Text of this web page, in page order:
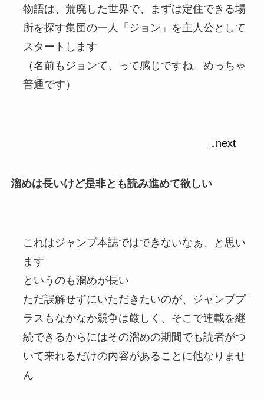
物語は、荒廃した世界で、まずは定住できる場
所を探す集団の一人「ジョン」を主人公として
スタートします
（名前もジョンて、って感じですね。めっちゃ
普通です）
↓next
溜めは長いけど是非とも読み進めて欲しい
これはジャンプ本誌ではできないなぁ、と思い
ます
というのも溜めが長い
ただ誤解せずにいただきたいのが、ジャンププ
ラスもなかなか競争は厳しく、そこで連載を継
続できるからにはその溜めの期間でも読者がつ
いて来れるだけの内容があることに他なりませ
ん